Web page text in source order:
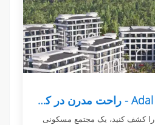
Adal Royal Residence - راحت مدرن در کستل، آلانیا
Adal Royal Residence را کشف کنید، یک مجتمع مسکونی